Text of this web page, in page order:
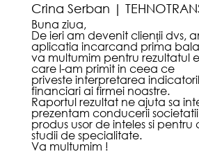
Crina Serban |
Buna ziua,
De ieri am devenit clienții dvs,
aplicatia incarcand prima
va multumim pentru rezultatul
care l-am primit in ceea ce
priveste interpretarea
financiari ai firmei noastre.
Raportul rezultat ne ajuta sa
prezentam conducerii
produs usor de inteles si
studii de specialitate.
Va multumim !